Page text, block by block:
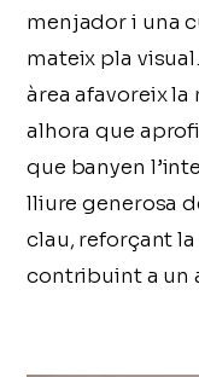
menjador i una
mateix pla
àrea afavoreix
alhora que
que banyen
lliure generosa
clau, reforçant
contribuint a un